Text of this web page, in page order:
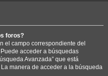
foros?
el campo correspondiente del
acceder a búsquedas
Avanzada” que está
manera de acceder a la búsqueda